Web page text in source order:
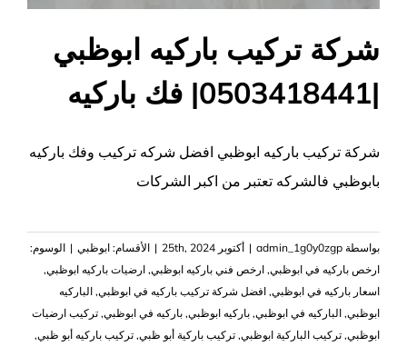
شركة تركيب باركيه ابوظبي
|0503418441| فك باركيه
شركة تركيب باركيه ابوظبي افضل شركه تركيب وفك باركيه
بابوظبي فالشركه تعتبر من اكبر الشركات
بواسطة admin_1g0y0zgp
| أكتوبر 25th, 2024 | الأقسام: ابوظبي | الوسوم:
ارخص باركيه في ابوظبي, ارخص فني باركيه ابوظبي, ارضيات باركيه ابوظبي,
اسعار باركيه في ابوظبي, افضل شركة تركيب باركيه في ابوظبي, الباركيه
ابوظبي, الباركيه في ابوظبي, باركيه ابوظبي, باركيه في ابوظبي, تركيب ارضيات
ابوظبي, تركيب الباركية ابوظبي, تركيب باركية أبو ظبي, تركيب باركيه أبو ظبي,